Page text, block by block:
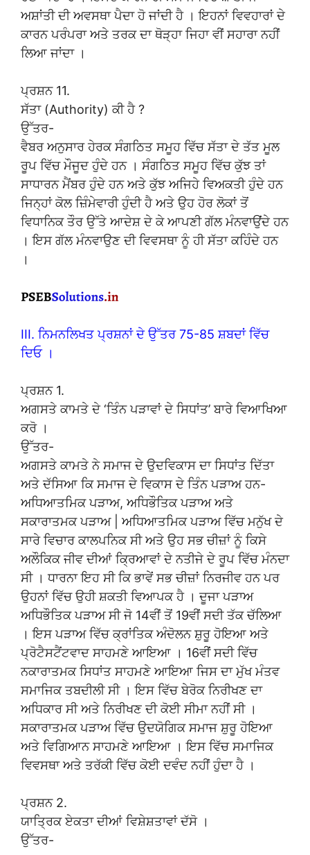
ਅਸ਼ਾਂਤੀ ਦੀ ਅਵਸਥਾ ਪੈਦਾ ਹੋ ਜਾਂਦੀ ਹੈ । ਇਹਨਾਂ ਵਿਵਹਾਰਾਂ ਦੇ
ਕਾਰਨ ਪਰੰਪਰਾ ਅਤੇ ਤਰਕ ਦਾ ਥੋੜ੍ਹਾ ਜਿਹਾ ਵੀਂ ਸਹਾਰਾ ਨਹੀਂ
ਲਿਆ ਜਾਂਦਾ ।
ਪ੍ਰਸ਼ਨ 11.
ਸੱਤਾ (Authority) ਕੀ ਹੈ ?
ਉੱਤਰ-
ਵੈਬਰ ਅਨੁਸਾਰ ਹੇਰਕ ਸੰਗਠਿਤ ਸਮੂਹ ਵਿੱਚ ਸੱਤਾ ਦੇ ਤੱਤ ਮੂਲ
ਰੂਪ ਵਿੱਚ ਮੌਜੂਦ ਹੁੰਦੇ ਹਨ । ਸੰਗਠਿਤ ਸਮੂਹ ਵਿੱਚ ਕੁੱਝ ਤਾਂ
ਸਾਧਾਰਨ ਮੈਂਬਰ ਹੁੰਦੇ ਹਨ ਅਤੇ ਕੁੱਝ ਅਜਿਹੇ ਵਿਅਕਤੀ ਹੁੰਦੇ ਹਨ
ਜਿਨ੍ਹਾਂ ਕੋਲ ਜ਼ਿੰਮੇਵਾਰੀ ਹੁੰਦੀ ਹੈ ਅਤੇ ਉਹ ਹੋਰ ਲੋਕਾਂ ਤੋਂ
ਵਿਧਾਨਿਕ ਤੌਰ ਉੱਤੇ ਆਦੇਸ਼ ਦੇ ਕੇ ਆਪਣੀ ਗੱਲ ਮੰਨਵਾਉਂਦੇ ਹਨ
। ਇਸ ਗੱਲ ਮੰਨਵਾਉਣ ਦੀ ਵਿਵਸਥਾ ਨੂੰ ਹੀ ਸੱਤਾ ਕਹਿੰਦੇ ਹਨ
।
III. ਨਿਮਨਲਿਖਤ ਪ੍ਰਸ਼ਨਾਂ ਦੇ ਉੱਤਰ 75-85 ਸ਼ਬਦਾਂ ਵਿੱਚ
ਦਿਓ ।
ਪ੍ਰਸ਼ਨ 1.
ਅਗਸਤੇ ਕਾਮਤੇ ਦੇ ‘ਤਿੰਨ ਪੜਾਵਾਂ ਦੇ ਸਿਧਾਂਤ’ ਬਾਰੇ ਵਿਆਖਿਆ
ਕਰੋ ।
ਉੱਤਰ-
ਅਗਸਤੇ ਕਾਮਤੇ ਨੇ ਸਮਾਜ ਦੇ ਉਦਵਿਕਾਸ ਦਾ ਸਿਧਾਂਤ ਦਿੱਤਾ
ਅਤੇ ਦੱਸਿਆ ਕਿ ਸਮਾਜ ਦੇ ਵਿਕਾਸ ਦੇ ਤਿੰਨ ਪੜਾਅ ਹਨ-
ਅਧਿਆਤਮਿਕ ਪੜਾਅ, ਅਧਿਭੌਤਿਕ ਪੜਾਅ ਅਤੇ
ਸਕਾਰਾਤਮਕ ਪੜਾਅ | ਅਧਿਆਤਮਿਕ ਪੜਾਅ ਵਿੱਚ ਮਨੁੱਖ ਦੇ
ਸਾਰੇ ਵਿਚਾਰ ਕਾਲਪਨਿਕ ਸੀ ਅਤੇ ਉਹ ਸਭ ਚੀਜ਼ਾਂ ਨੂੰ ਕਿਸੇ
ਅਲੌਕਿਕ ਜੀਵ ਦੀਆਂ ਕ੍ਰਿਆਵਾਂ ਦੇ ਨਤੀਜੇ ਦੇ ਰੂਪ ਵਿੱਚ ਮੰਨਦਾ
ਸੀ । ਧਾਰਨਾ ਇਹ ਸੀ ਕਿ ਭਾਵੇਂ ਸਭ ਚੀਜ਼ਾਂ ਨਿਰਜੀਵ ਹਨ ਪਰ
ਉਹਨਾਂ ਵਿੱਚ ਉਹੀ ਸ਼ਕਤੀ ਵਿਆਪਕ ਹੈ । ਦੂਜਾ ਪੜਾਅ
ਅਧਿਭੌਤਿਕ ਪੜਾਅ ਸੀ ਜੋ 14ਵੀਂ ਤੋਂ 19ਵੀਂ ਸਦੀ ਤੱਕ ਚੱਲਿਆ
। ਇਸ ਪੜਾਅ ਵਿੱਚ ਕ੍ਰਾਂਤਿਕ ਅੰਦੋਲਨ ਸ਼ੁਰੂ ਹੋਇਆ ਅਤੇ
ਪ੍ਰੋਟੈਸਟੈਂਟਵਾਦ ਸਾਹਮਣੇ ਆਇਆ । 16ਵੀਂ ਸਦੀ ਵਿੱਚ
ਨਕਾਰਾਤਮਕ ਸਿਧਾਂਤ ਸਾਹਮਣੇ ਆਇਆ ਜਿਸ ਦਾ ਮੁੱਖ ਮੰਤਵ
ਸਮਾਜਿਕ ਤਬਦੀਲੀ ਸੀ । ਇਸ ਵਿੱਚ ਬੇਰੋਕ ਨਿਰੀਖਣ ਦਾ
ਅਧਿਕਾਰ ਸੀ ਅਤੇ ਨਿਰੀਖਣ ਦੀ ਕੋਈ ਸੀਮਾ ਨਹੀਂ ਸੀ ।
ਸਕਾਰਾਤਮਕ ਪੜਾਅ ਵਿੱਚ ਉਦਯੋਗਿਕ ਸਮਾਜ ਸ਼ੁਰੂ ਹੋਇਆ
ਅਤੇ ਵਿਗਿਆਨ ਸਾਹਮਣੇ ਆਇਆ । ਇਸ ਵਿੱਚ ਸਮਾਜਿਕ
ਵਿਵਸਥਾ ਅਤੇ ਤਰੱਕੀ ਵਿੱਚ ਕੋਈ ਦਵੰਦ ਨਹੀਂ ਹੁੰਦਾ ਹੈ ।
ਪ੍ਰਸ਼ਨ 2.
ਯਾਤ੍ਰਿਕ ਏਕਤਾ ਦੀਆਂ ਵਿਸ਼ੇਸ਼ਤਾਵਾਂ ਦੱਸੋ ।
ਉੱਤਰ-